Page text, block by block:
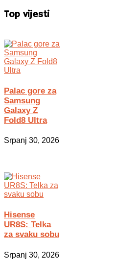
Top vijesti
Palac gore za
Samsung
Galaxy Z
Fold8 Ultra
Srpanj 30, 2026
Hisense
UR8S: Telka
za svaku sobu
Srpanj 30, 2026